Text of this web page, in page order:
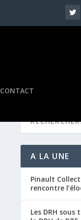
CONTACT
A LA UNE
Pinault
rencontre
Les DRH sous